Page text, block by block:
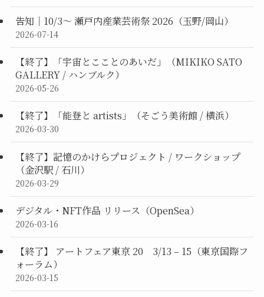
告知｜10/3〜 瀬戸内産業芸術祭 2026（玉野/岡山）
2026-07-14
【終了】「宇宙とこことのあいだ」（MIKIKO SATO
GALLERY / ハンブルク）
2026-05-26
【終了】「能登と artists」（そごう美術館 / 横浜）
2026-03-30
【終了】記憶のかけらプロジェクト / ワークショップ
（金沢駅 / 石川）
2026-03-29
デジタル・NFT作品 リリース（OpenSea）
2026-03-16
【終了】 アートフェア東京 20 3/13 – 15（東京国際フ
ォーラム）
2026-03-15